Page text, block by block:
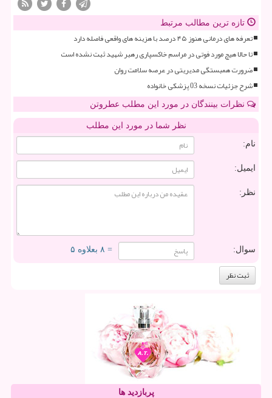
تازه ترین مطالب مرتبط
تعرفه های درمانی هنوز ۴۵ درصد با هزینه های واقعی فاصله دارد
تا حالا هیچ مورد فوتی در مراسم خاکسپاری رهبر شهید ثبت نشده است
ضرورت همبستگی مدیریتی در عرصه سلامت روان
شرح جزئیات نسخه 03 پزشکی خانواده
نظرات بینندگان در مورد این مطلب عطروتن
نظر شما در مورد این مطلب
نام:
ایمیل:
نظر:
سوال: = ۸ بعلاوه ۵
پربازدید ها